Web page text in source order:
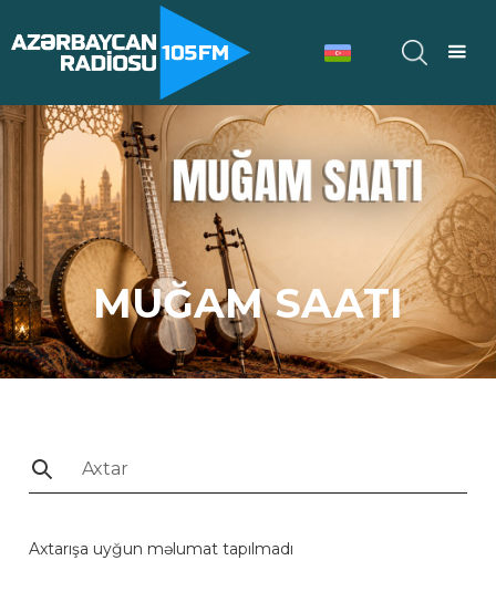
MUĞAM SAATI
Axtarışa uyğun məlumat tapılmadı